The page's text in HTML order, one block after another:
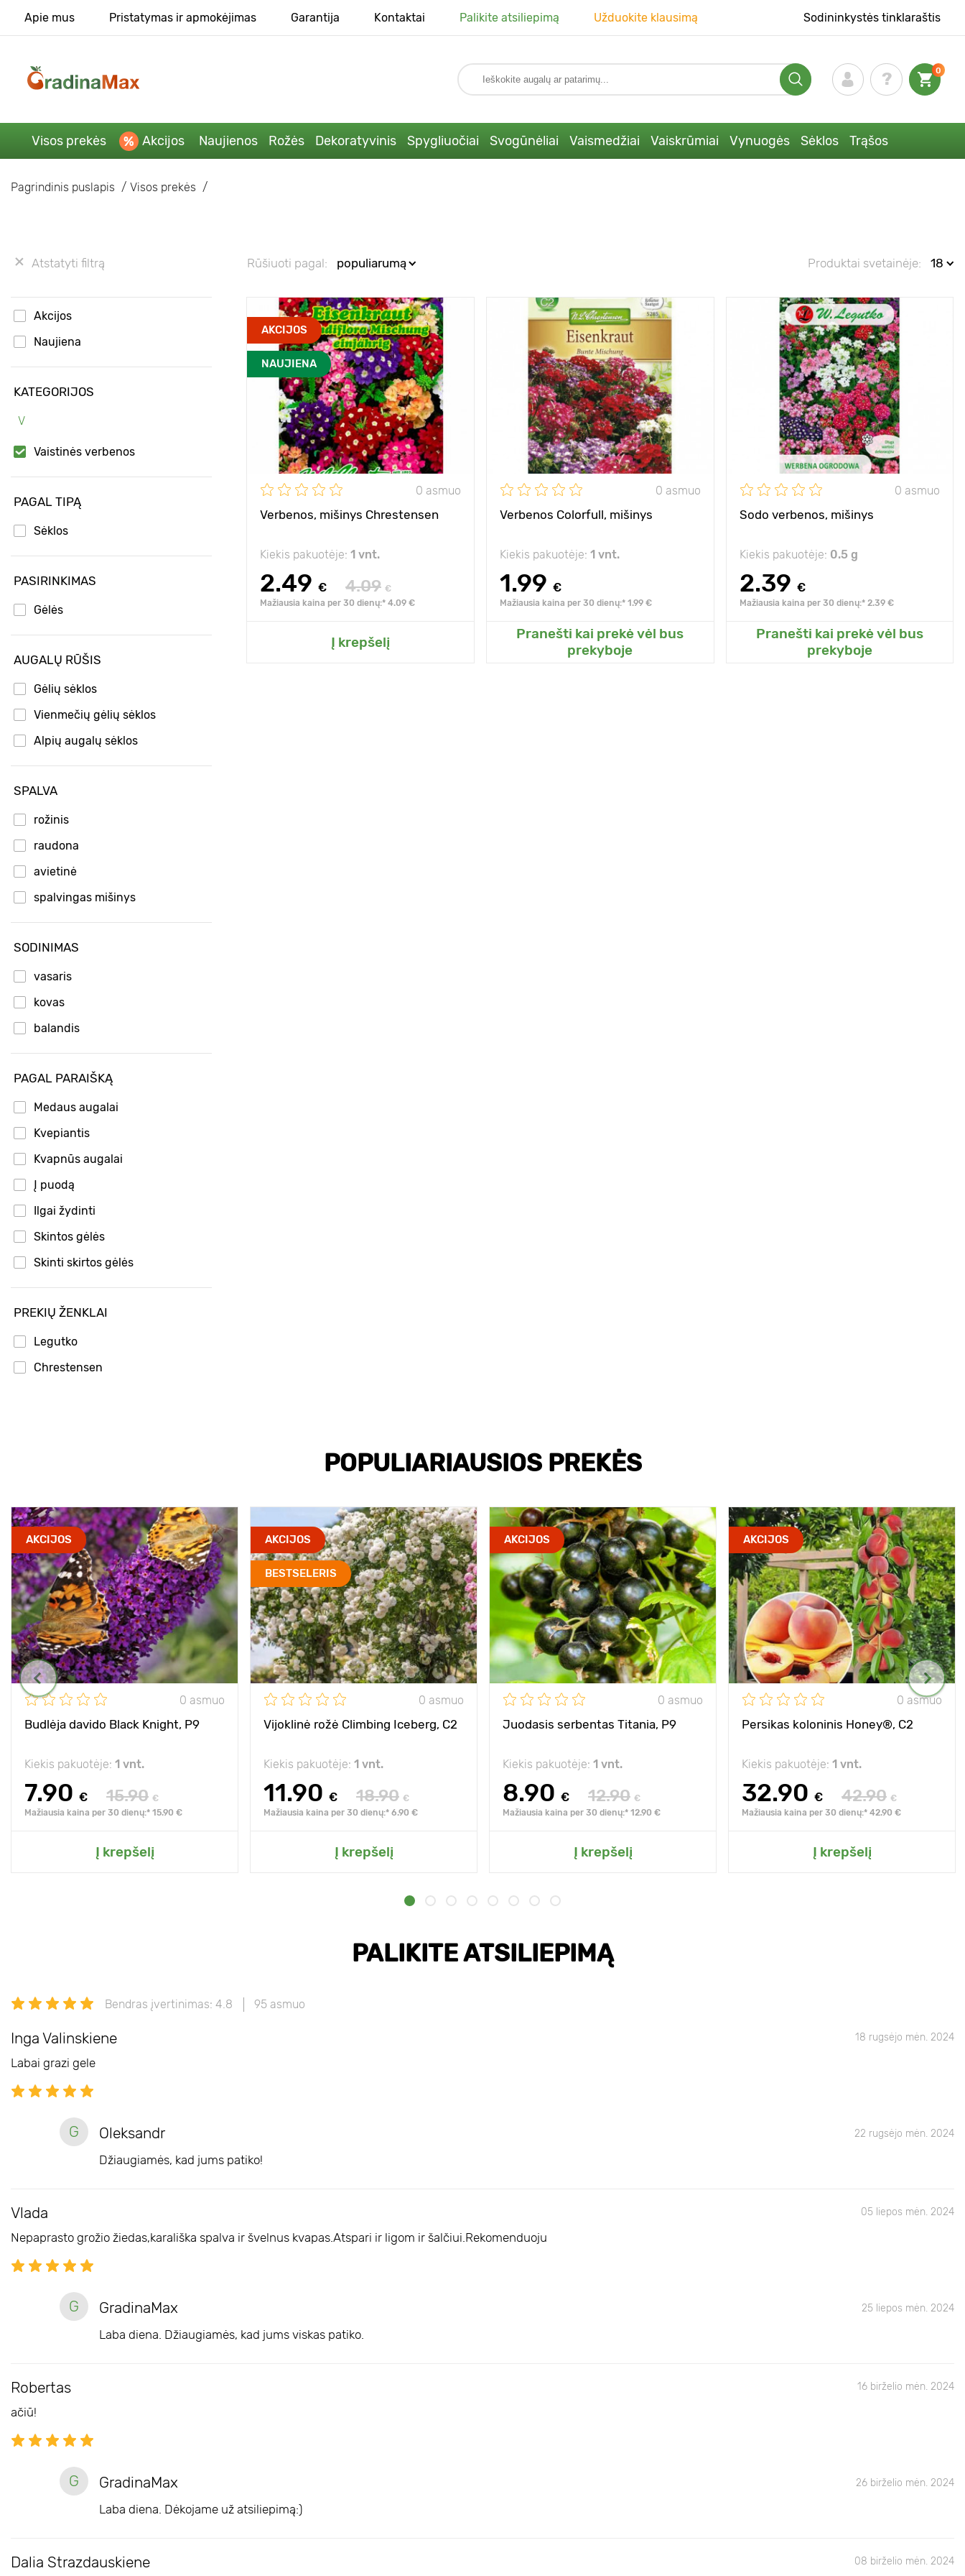
Apie mus Pristatymas ir apmokėjimas Garantija Kontaktai Palikite atsiliepimą Užduokite klausimą Sodininkystės tinklaraštis
0
Visos prekės Akcijos Naujienos Rožės Dekoratyvinis Spygliuočiai Svogūnėliai Vaismedžiai Vaiskrūmiai Vynuogės Sėklos Trąšos
Pagrindinis puslapis Visos prekės
Atstatyti filtrą
Akcijos
Naujiena
KATEGORIJOS
V
Vaistinės verbenos
PAGAL TIPĄ
Sėklos
PASIRINKIMAS
Gėlės
AUGALŲ RŪŠIS
Gėlių sėklos
Vienmečių gėlių sėklos
Alpių augalų sėklos
SPALVA
rožinis
raudona
avietinė
spalvingas mišinys
SODINIMAS
vasaris
kovas
balandis
PAGAL PARAIŠKĄ
Medaus augalai
Kvepiantis
Kvapnūs augalai
Į puodą
Ilgai žydinti
Skintos gėlės
Skinti skirtos gėlės
PREKIŲ ŽENKLAI
Legutko
Chrestensen
Rūšiuoti pagal: populiarumą Produktai svetainėje: 18
AKCIJOS
NAUJIENA
0 asmuo
Verbenos, mišinys Chrestensen
Kiekis pakuotėje: 1 vnt.
2.49 € 4.09 €
Mažiausia kaina per 30 dienų:* 4.09 €
Į krepšelį
Aukštis 40 - 45 cm
Tarpai 25 х 30 cm
Pozicija saulė
Pridėkite prie mano sodo
0 asmuo
Verbenos Colorfull, mišinys
Kiekis pakuotėje: 1 vnt.
1.99 €
Mažiausia kaina per 30 dienų:* 1.99 €
Pranešti kai prekė vėl bus
prekyboje
gražus žemaūgis
augalas su dideliais
Aukštis 15 - 20 cm
Tarpai 20 х 25 cm
Pozicija
Pridėkite prie mano sodo
0 asmuo
Sodo verbenos, mišinys
Kiekis pakuotėje: 0.5 g
2.39 €
Mažiausia kaina per 30 dienų:* 2.39 €
Pranešti kai prekė vėl bus
prekyboje
Privalumai
ilgas, ryškus
žydėjimo laikas
20 - 40 cm
20 х 30 cm
Pozicija
Pridėkite prie mano sodo
POPULIARIAUSIOS PREKĖS
AKCIJOS
0 asmuo
Budlėja davido Black Knight, P9
Kiekis pakuotėje: 1 vnt.
7.90 € 15.90 €
Mažiausia kaina per 30 dienų:* 15.90 €
Į krepšelį
AKCIJOS
BESTSELERIS
0 asmuo
Vijoklinė rožė Climbing Iceberg, C2
Kiekis pakuotėje: 1 vnt.
11.90 € 18.90 €
Mažiausia kaina per 30 dienų:* 6.90 €
Į krepšelį
AKCIJOS
0 asmuo
Juodasis serbentas Titania, Р9
Kiekis pakuotėje: 1 vnt.
8.90 € 12.90 €
Mažiausia kaina per 30 dienų:* 12.90 €
Į krepšelį
AKCIJOS
0 asmuo
Persikas koloninis Honey®, C2
Kiekis pakuotėje: 1 vnt.
32.90 € 42.90 €
Mažiausia kaina per 30 dienų:* 42.90 €
Į krepšelį
PALIKITE ATSILIEPIMĄ
Bendras įvertinimas: 4.8 95 asmuo
Inga Valinskiene 18 rugsėjo mėn. 2024
Labai grazi gele
G Oleksandr 22 rugsėjo mėn. 2024
Džiaugiamės, kad jums patiko!
Vlada 05 liepos mėn. 2024
Nepaprasto grožio žiedas,karališka spalva ir švelnus kvapas.Atspari ir ligom ir šalčiui.Rekomenduoju
G GradinaMax 25 liepos mėn. 2024
Laba diena. Džiaugiamės, kad jums viskas patiko.
Robertas 16 birželio mėn. 2024
ačiū!
G GradinaMax 26 birželio mėn. 2024
Laba diena. Dėkojame už atsiliepimą:)
Dalia Strazdauskiene 08 birželio mėn. 2024